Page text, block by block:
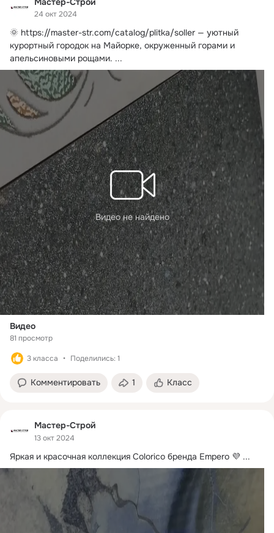
24 окт 2024
🌞 https://master-str.com/catalog/plitka/soller — уютный
курортный городок на Майорке, окруженный горами и
апельсиновыми рощами. ...
Видео не найдено
Видео
81 просмотр
3 класса Поделились: 1
Комментировать 1 Класс
Мастер-Строй
13 окт 2024
Яркая и красочная коллекция Colorico бренда Empero 💜 ...